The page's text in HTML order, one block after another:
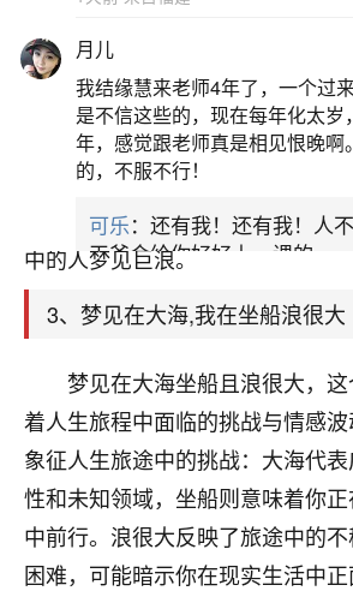
占生女，母子平安。本命年的人梦
事，意味着诸事平顺，勿贪多贪
生意的人梦见巨浪淹船船没事，
慢，阻碍多，财不聚。出行的人梦
事，建议几次的受阻不能成行，
中的人梦见巨浪。
3、梦见在大海,我在坐船浪很大
梦见在大海坐船且浪很大，
着人生旅程中面临的挑战与情感波
象征人生旅途中的挑战：大海代
性和未知领域，坐船则意味着你
中前行。浪很大反映了旅途中的
困难，可能暗示你在现实生活中
月儿
我结缘慧来老师4年了，一个过
是不信这些的，现在每年化太
年，感觉跟老师真是相见恨晚啊
的，不服不行！
可乐：还有我！还有我！人
天爷会给你好好上一课的。一
平安是福：我也是每年找老师
17分钟前 来自湖北
心若莲花
我是做餐饮的，这两年，生意屡
一家，要么生意不好，生意好的
家底快败光了，真是倒霉！我也
回事？